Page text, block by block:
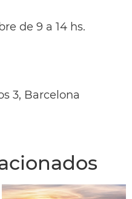
de 9 a 14 hs.
3, Barcelona